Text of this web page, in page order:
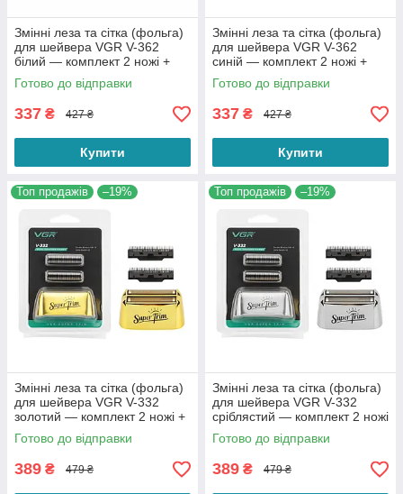
Змінні леза та сітка (фольга)
для шейвера VGR V-362
білий — комплект 2 ножі +
захисна сітка Foil Shaver
Parts
Готово до відправки
337 ₴ 427 ₴
Купити
Змінні леза та сітка (фольга)
для шейвера VGR V-362
синій — комплект 2 ножі +
захисна сітка Foil Shaver
Parts
Готово до відправки
337 ₴ 427 ₴
Купити
Топ продажів –19%
Змінні леза та сітка (фольга)
для шейвера VGR V-332
золотий — комплект 2 ножі +
захисна сітка Foil Shaver
Parts
Готово до відправки
389 ₴ 479 ₴
Топ продажів –19%
Змінні леза та сітка (фольга)
для шейвера VGR V-332
сріблястий — комплект 2 ножі
+ захисна сітка Foil Shaver
Parts
Готово до відправки
389 ₴ 479 ₴